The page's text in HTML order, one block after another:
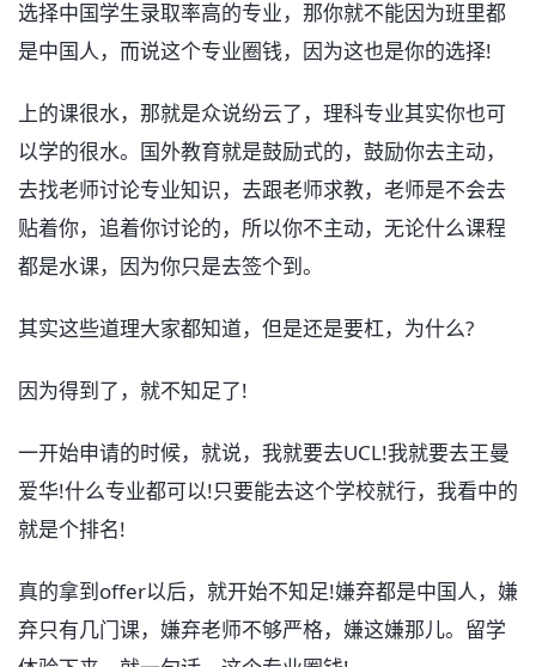
选择中国学生录取率高的专业，那你就不能因为班里都
是中国人，而说这个专业圈钱，因为这也是你的选择!
上的课很水，那就是众说纷云了，理科专业其实你也可
以学的很水。国外教育就是鼓励式的，鼓励你去主动，
去找老师讨论专业知识，去跟老师求教，老师是不会去
贴着你，追着你讨论的，所以你不主动，无论什么课程
都是水课，因为你只是去签个到。
其实这些道理大家都知道，但是还是要杠，为什么?
因为得到了，就不知足了!
一开始申请的时候，就说，我就要去UCL!我就要去王曼
爱华!什么专业都可以!只要能去这个学校就行，我看中的
就是个排名!
真的拿到offer以后，就开始不知足!嫌弃都是中国人，嫌
弃只有几门课，嫌弃老师不够严格，嫌这嫌那儿。留学